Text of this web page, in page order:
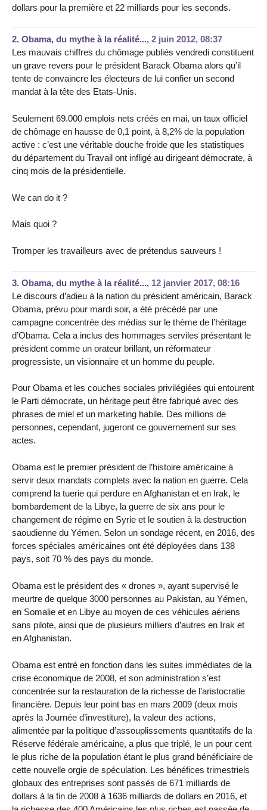
dollars pour la première et 22 milliards pour les seconds.
2. Obama, du mythe à la réalité..., 2 juin 2012, 08:37
Les mauvais chiffres du chômage publiés vendredi constituent
un grave revers pour le président Barack Obama alors qu’il
tente de convaincre les électeurs de lui confier un second
mandat à la tête des Etats-Unis.
Seulement 69.000 emplois nets créés en mai, un taux officiel
de chômage en hausse de 0,1 point, à 8,2% de la population
active : c’est une véritable douche froide que les statistiques
du département du Travail ont infligé au dirigeant démocrate, à
cinq mois de la présidentielle.
We can do it ?
Mais quoi ?
Tromper les travailleurs avec de prétendus sauveurs !
3. Obama, du mythe à la réalité..., 12 janvier 2017, 08:16
Le discours d’adieu à la nation du président américain, Barack
Obama, prévu pour mardi soir, a été précédé par une
campagne concentrée des médias sur le thème de l’héritage
d’Obama. Cela a inclus des hommages serviles présentant le
président comme un orateur brillant, un réformateur
progressiste, un visionnaire et un homme du peuple.
Pour Obama et les couches sociales privilégiées qui entourent
le Parti démocrate, un héritage peut être fabriqué avec des
phrases de miel et un marketing habile. Des millions de
personnes, cependant, jugeront ce gouvernement sur ses
actes.
Obama est le premier président de l’histoire américaine à
servir deux mandats complets avec la nation en guerre. Cela
comprend la tuerie qui perdure en Afghanistan et en Irak, le
bombardement de la Libye, la guerre de six ans pour le
changement de régime en Syrie et le soutien à la destruction
saoudienne du Yémen. Selon un sondage récent, en 2016, des
forces spéciales américaines ont été déployées dans 138
pays, soit 70 % des pays du monde.
Obama est le président des « drones », ayant supervisé le
meurtre de quelque 3000 personnes au Pakistan, au Yémen,
en Somalie et en Libye au moyen de ces véhicules aériens
sans pilote, ainsi que de plusieurs milliers d’autres en Irak et
en Afghanistan.
Obama est entré en fonction dans les suites immédiates de la
crise économique de 2008, et son administration s’est
concentrée sur la restauration de la richesse de l’aristocratie
financière. Depuis leur point bas en mars 2009 (deux mois
après la Journée d’investiture), la valeur des actions,
alimentée par la politique d’assouplissements quantitatifs de la
Réserve fédérale américaine, a plus que triplé, le un pour cent
le plus riche de la population étant le plus grand bénéficiaire de
cette nouvelle orgie de spéculation. Les bénéfices trimestriels
globaux des entreprises sont passés de 671 milliards de
dollars à la fin de 2008 à 1636 milliards de dollars en 2016, et